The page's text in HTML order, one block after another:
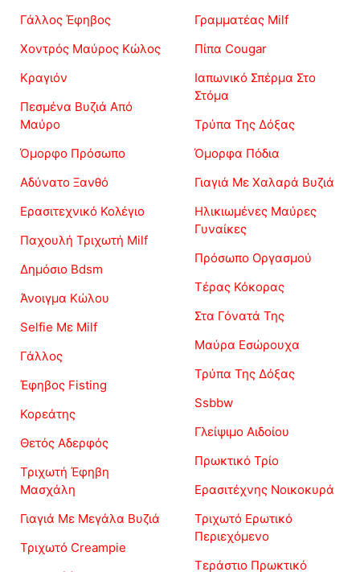
Γάλλος Έφηβος
Χοντρός Μαύρος Κώλος
Κραγιόν
Πεσμένα Βυζιά Από
Μαύρο
Όμορφο Πρόσωπο
Αδύνατο Ξανθό
Ερασιτεχνικό Κολέγιο
Παχουλή Τριχωτή Milf
Δημόσιο Bdsm
Άνοιγμα Κώλου
Selfie Με Milf
Γάλλος
Έφηβος Fisting
Κορεάτης
Θετός Αδερφός
Τριχωτή Έφηβη
Μασχάλη
Γιαγιά Με Μεγάλα Βυζιά
Τριχωτό Creampie
Γραμματέας Milf
Πίπα Cougar
Ιαπωνικό Σπέρμα Στο
Στόμα
Τρύπα Της Δόξας
Όμορφα Πόδια
Γιαγιά Με Χαλαρά Βυζιά
Ηλικιωμένες Μαύρες
Γυναίκες
Πρόσωπο Οργασμού
Τέρας Κόκορας
Στα Γόνατά Της
Μαύρα Εσώρουχα
Τρύπα Της Δόξας
Ssbbw
Γλείψιμο Αιδοίου
Πρωκτικό Τρίο
Ερασιτέχνης Νοικοκυρά
Τριχωτό Ερωτικό
Περιεχόμενο
Τεράστιο Πρωκτικό